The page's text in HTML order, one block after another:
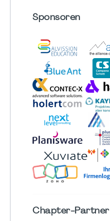
Sponsoren
Chapter-Partner